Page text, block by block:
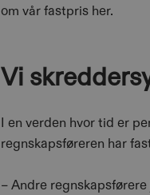
om vår fastpris her.
Vi
I en verden hvor tid er
regnskapsføreren har
– Andre